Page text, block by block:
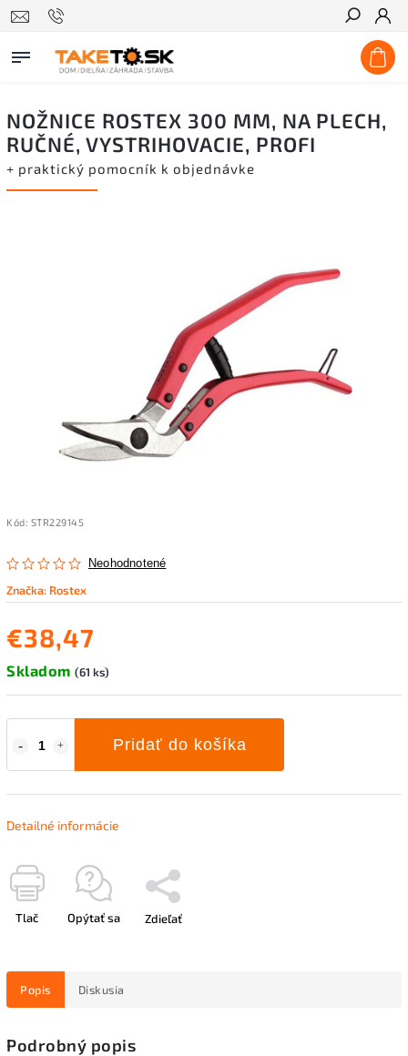
Hľadať
NOŽNICE ROSTEX 300 MM, NA PLECH,
RUČNÉ, VYSTRIHOVACIE, PROFI
+ praktický pomocník k objednávke
Kód: STR229145
Neohodnotené
Značka: Rostex
€38,47
Skladom (61 ks)
Pridať do košíka
Detailné informácie
Tlač Opýtať sa Zdieľať
Popis Diskusia
Podrobný popis